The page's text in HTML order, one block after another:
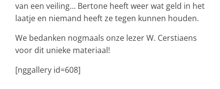
van een veiling… Bertone heeft weer wat geld in het
laatje en niemand heeft ze tegen kunnen houden.
We bedanken nogmaals onze lezer W. Cerstiaens
voor dit unieke materiaal!
[nggallery id=608]